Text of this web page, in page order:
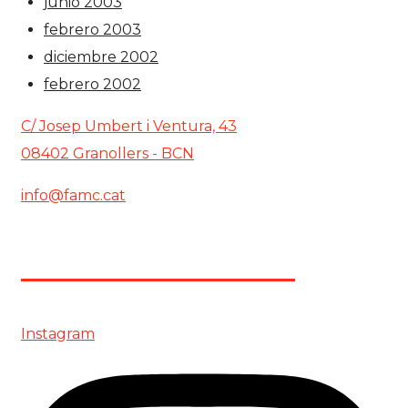
febrero 2003
diciembre 2002
febrero 2002
C/ Josep Umbert i Ventura, 43
08402 Granollers - BCN
info@famc.cat
Instagram